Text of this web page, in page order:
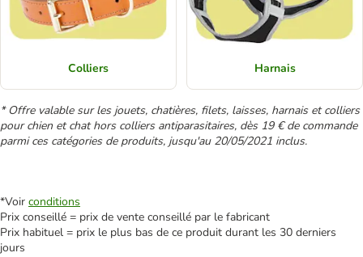
Colliers Harnais
* Offre valable sur les jouets, chatières, filets, laisses, harnais et colliers
pour chien et chat hors colliers antiparasitaires, dès 19 € de commande
parmi ces catégories de produits, jusqu'au 20/05/2021 inclus.
*Voir conditions
Prix conseillé = prix de vente conseillé par le fabricant
Prix habituel = prix le plus bas de ce produit durant les 30 derniers
jours